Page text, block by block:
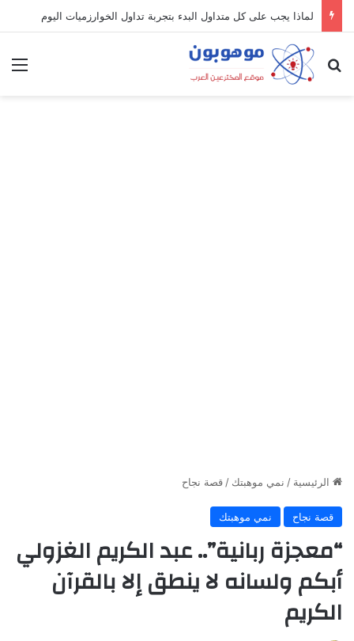
لماذا يجب على كل متداول البدء بتجربة تداول الخوارزميات اليوم
بحث عن
الرئيسية / نمي موهبتك / قصة نجاح
قصة نجاح نمي موهبتك
“معجزة ربانية”.. عبد الكريم الغزولي
أبكم ولسانه لا ينطق إلا بالقرآن
الكريم